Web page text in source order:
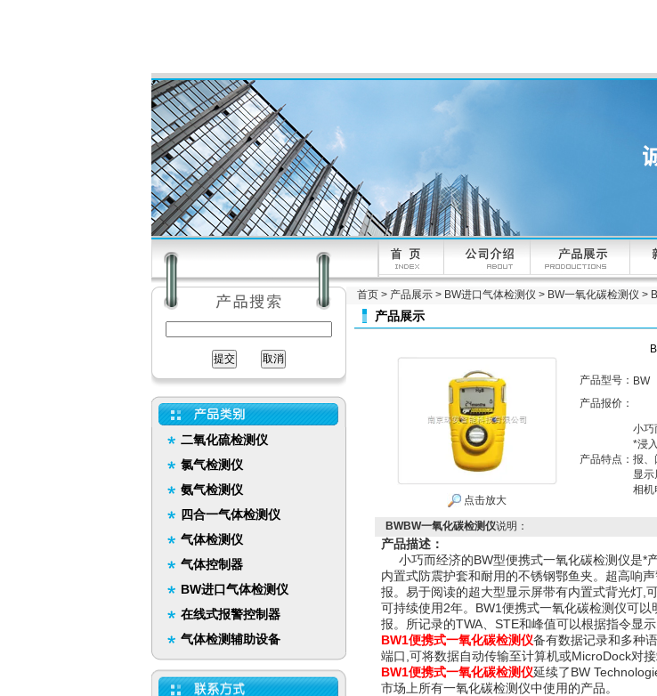
二氧化硫检测仪
氯气检测仪
氨气检测仪
四合一气体检测仪
气体检测仪
气体控制器
BW进口气体检测仪
在线式报警控制器
气体检测辅助设备
首页 > 产品展示 > BW进口气体检测仪 > BW一氧化碳检测仪 >
产品展示
点击放大
产品型号： BW
产品报价：
产品特点：
小巧
*浸
报、
显
相机
BWBW一氧化碳检测仪说明：
产品描述：
小巧而经济的BW型便携式一氧化碳检测仪是*
内置式防震护套和耐用的不锈钢鄂鱼夹。超高响
报。易于阅读的超大型显示屏带有内置式背光灯,
可持续使用2年。 BW1便携式一氧化碳检测仪可
报。所记录的TWA、STE和峰值可以根据指令显示
BW1便携式一氧化碳检测仪备有数据记录和多种
端口,可将数据自动传输至计算机或MicroDock对
BW1便携式一氧化碳检测仪延续了BW
市场上所有一氧化碳检测仪中使用的产品。